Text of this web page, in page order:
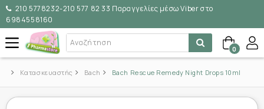
210 5778232-210 577 82 33 Παραγγελίες μέσω Viber στο
6984558160
0
Κατασκευαστής Bach Bach Rescue Remedy Night Drops 10ml